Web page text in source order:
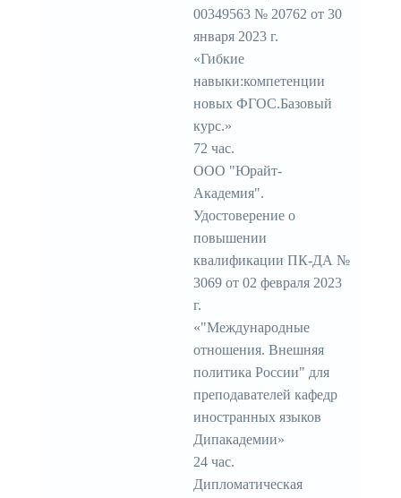
00349563 № 20762 от 30
января 2023 г.
«Гибкие
навыки:компетенции
новых ФГОС.Базовый
курс.»
72 час.
ООО "Юрайт-
Академия".
Удостоверение о
повышении
квалификации ПК-ДА №
3069 от 02 февраля 2023
г.
«"Международные
отношения. Внешняя
политика России" для
преподавателей кафедр
иностранных языков
Дипакадемии»
24 час.
Дипломатическая